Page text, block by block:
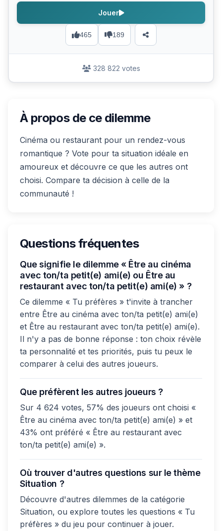
465 189
Jouer
328 822 votes
À propos de ce dilemme
Cinéma ou restaurant pour un rendez-vous
romantique ? Vote pour ta situation idéale en
amoureux et découvre ce que les autres ont
choisi. Compare ta décision à celle de la
communauté !
Questions fréquentes
Que signifie le dilemme « Être au cinéma
avec ton/ta petit(e) ami(e) ou Être au
restaurant avec ton/ta petit(e) ami(e) » ?
Ce dilemme « Tu préfères » t'invite à trancher
entre Être au cinéma avec ton/ta petit(e) ami(e)
et Être au restaurant avec ton/ta petit(e) ami(e).
Il n'y a pas de bonne réponse : ton choix révèle
ta personnalité et tes priorités, puis tu peux le
comparer à celui des autres joueurs.
Que préfèrent les autres joueurs ?
Sur 4 624 votes, 57% des joueurs ont choisi «
Être au cinéma avec ton/ta petit(e) ami(e) » et
43% ont préféré « Être au restaurant avec
ton/ta petit(e) ami(e) ».
Où trouver d'autres questions sur le thème
Situation ?
Découvre d'autres dilemmes de la catégorie
Situation, ou explore toutes les questions « Tu
préfères » du jeu pour continuer à jouer.